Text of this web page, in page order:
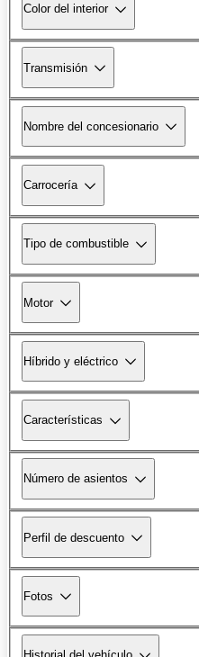
Color del interior
Transmisión
Nombre del concesionario
Carrocería
Tipo de combustible
Motor
Híbrido y eléctrico
Características
Número de asientos
Perfil de descuento
Fotos